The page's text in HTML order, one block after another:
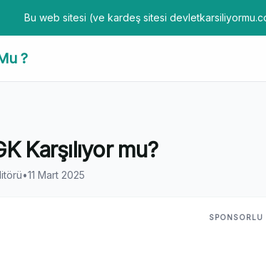
Bu web sitesi (ve kardeş sitesi
?
Karşılıyor mu?
•11 Mart 2025
SPONSORLU